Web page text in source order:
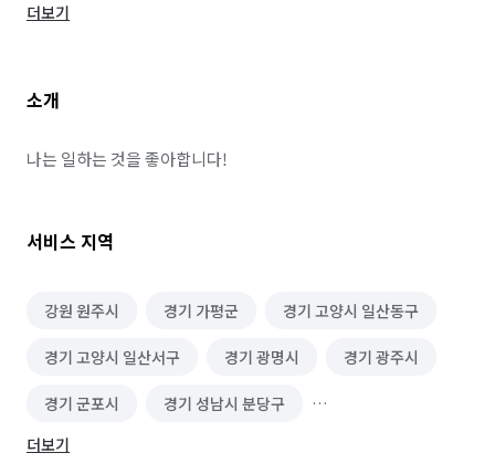
하수구 청소
더보기
소개
나는 일하는 것을 좋아합니다!
서비스 지역
강원 원주시 경기 가평군 경기 고양시 일산동구
경기 고양시 일산서구 경기 광명시 경기 광주시
경기 군포시 경기 성남시 분당구
경기 성남시 중원구
더보기